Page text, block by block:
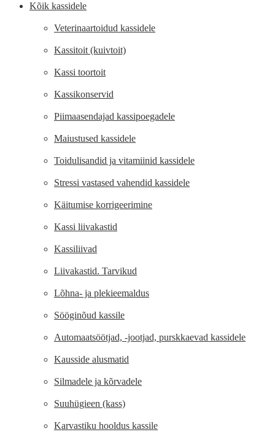
Kõik kassidele
Veterinaartoidud kassidele
Kassitoit (kuivtoit)
Kassi toortoit
Kassikonservid
Piimaasendajad kassipoegadele
Maiustused kassidele
Toidulisandid ja vitamiinid kassidele
Stressi vastased vahendid kassidele
Käitumise korrigeerimine
Kassi liivakastid
Kassiliivad
Liivakastid. Tarvikud
Lõhna- ja plekieemaldus
Sööginõud kassile
Automaatsöötjad, -jootjad, purskkaevad kassidele
Kausside alusmatid
Silmadele ja kõrvadele
Suuhügieen (kass)
Karvastiku hooldus kassile